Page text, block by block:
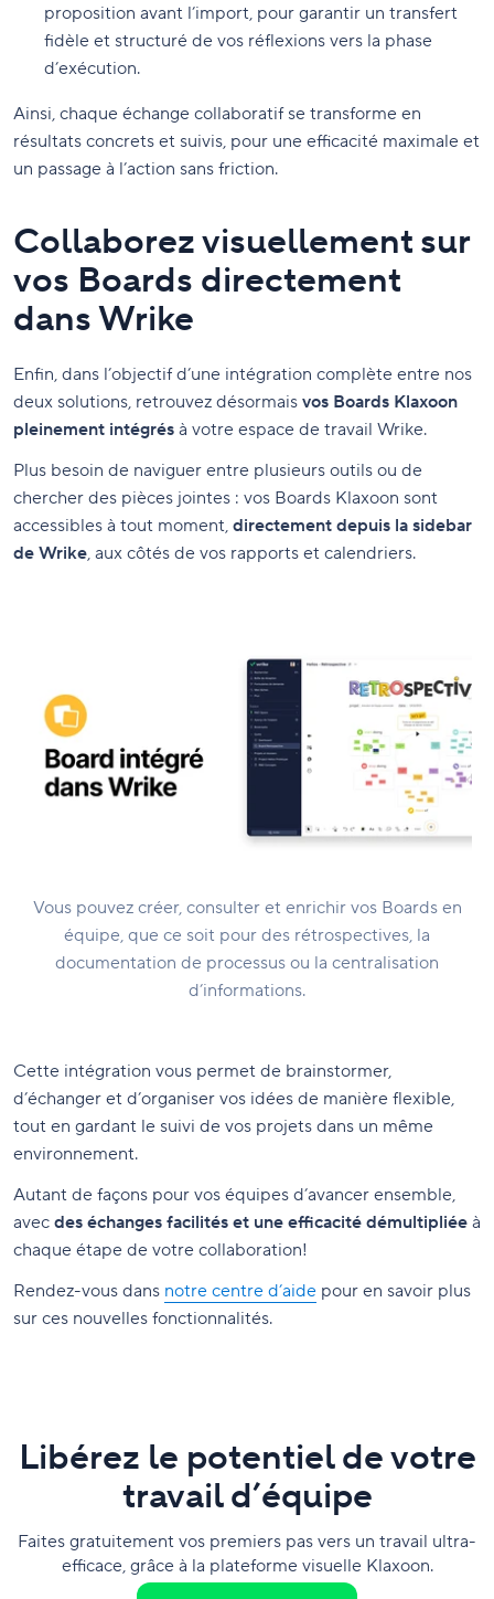
proposition avant l’import, pour garantir un transfert
fidèle et structuré de vos réflexions vers la phase
d’exécution.
Ainsi, chaque échange collaboratif se transforme en
résultats concrets et suivis, pour une efficacité maximale et
un passage à l’action sans friction.
Collaborez visuellement sur
vos Boards directement
dans Wrike
Enfin, dans l’objectif d’une intégration complète entre nos
deux solutions, retrouvez désormais vos Boards Klaxoon
pleinement intégrés à votre espace de travail Wrike.
Plus besoin de naviguer entre plusieurs outils ou de
chercher des pièces jointes : vos Boards Klaxoon sont
accessibles à tout moment, directement depuis la sidebar
de Wrike, aux côtés de vos rapports et calendriers.
Vous pouvez créer, consulter et enrichir vos Boards en
équipe, que ce soit pour des rétrospectives, la
documentation de processus ou la centralisation
d’informations.
Cette intégration vous permet de brainstormer,
d’échanger et d’organiser vos idées de manière flexible,
tout en gardant le suivi de vos projets dans un même
environnement.
Autant de façons pour vos équipes d’avancer ensemble,
avec des échanges facilités et une efficacité démultipliée à
chaque étape de votre collaboration!
Rendez-vous dans notre centre d’aide pour en savoir plus
sur ces nouvelles fonctionnalités.
Libérez le potentiel de votre
travail d’équipe
Faites gratuitement vos premiers pas vers un travail ultra-
efficace, grâce à la plateforme visuelle Klaxoon.